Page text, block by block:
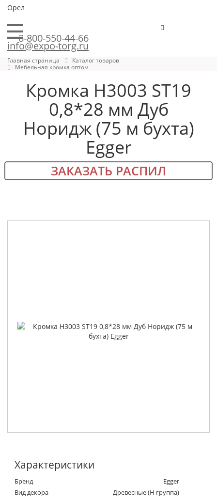
Орел
8-800-550-44-66
info@expo-torg.ru
Главная страница
Каталог товаров
Мебельная кромка оптом
Кромка H3003 ST19
0,8*28 мм Дуб
Норидж (75 м бухта)
Egger
ЗАКАЗАТЬ РАСПИЛ
Характеристики
Бренд
Egger
Вид декора
Древесные (Н группа)